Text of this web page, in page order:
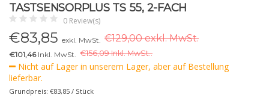
TASTSENSORPLUS TS 55, 2-FACH
0 Review(s)
€83,85 exkl. MwSt. €129,00 exkl. MwSt.
€101,46Inkl. MwSt. €156,09 Inkl. MwSt..
Nicht auf Lager in unserem Lager, aber auf Bestellung
lieferbar.
Grundpreis: €83,85 / Stück